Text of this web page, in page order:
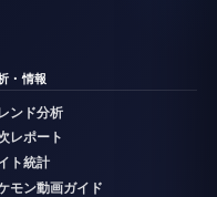
・情報
ンド分析
レポート
ト統計
モン動画ガイド